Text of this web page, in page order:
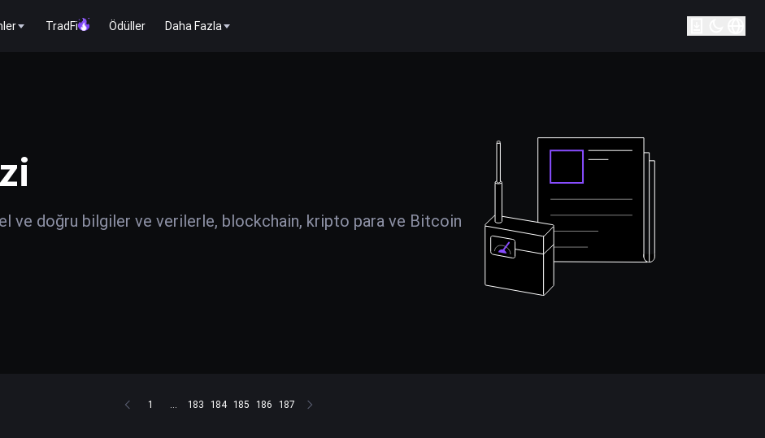
TradFi Ödüller Daha Fazla
ve doğru bilgiler ve verilerle, blockchain, kripto para ve Bitcoin
1 ... 183 184 185 186 187